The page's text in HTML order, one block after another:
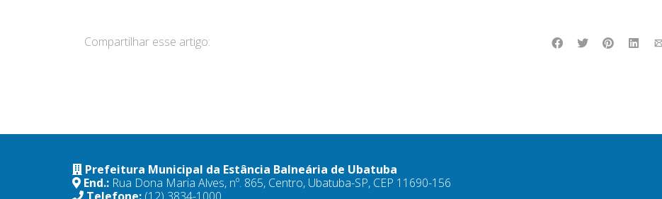
Compartilhar esse artigo:
Prefeitura Municipal da Estância Balneária de Ubatuba
End.: Rua Dona Maria Alves, nº. 865, Centro, Ubatuba-SP, CEP 11690-156